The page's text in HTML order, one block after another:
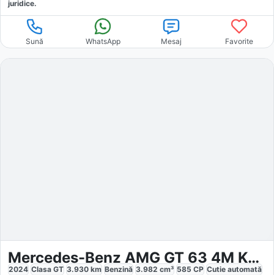
juridice.
Sună WhatsApp Mesaj Favorite
Mercedes-Benz AMG GT 63 4M Keramik Carbon MANUFAKTUR
2024 Clasa GT 3.930 km Benzină 3.982 cm³ 585 CP Cutie automată